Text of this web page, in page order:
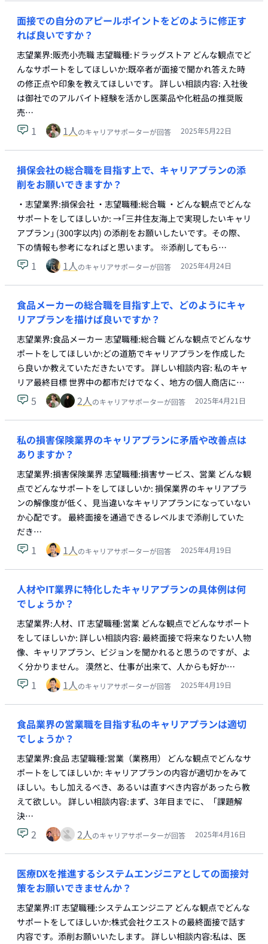
面接での自分のアピールポイントをどのように修正す
れば良いですか？
志望業界:販売小売職 志望職種:ドラッグストア どんな観点でど
んなサポートをしてほしいか:既卒者が面接で聞かれ答えた時
の修正点や印象を教えてほしいです。 詳しい相談内容: 入社後
は御社でのアルバイト経験を活かし医薬品や化粧品の推奨販
売…
1 1人のキャリアサポーターが回答 2025年5月22日
損保会社の総合職を目指す上で、キャリアプランの添
削をお願いできますか？
・志望業界:損保会社 ・志望職種:総合職 ・どんな観点でどんな
サポートをしてほしいか: →｢三井住友海上で実現したいキャリ
アプラン｣ (300字以内) の添削をお願いしたいです。その際、
下の情報も参考になればと思います。 ※添削してもら…
1 1人のキャリアサポーターが回答 2025年4月24日
食品メーカーの総合職を目指す上で、どのようにキャ
リアプランを描けば良いですか？
志望業界:食品メーカー 志望職種:総合職 どんな観点でどんなサ
ポートをしてほしいか:どの道筋でキャリアプランを作成した
ら良いか教えていただきたいです。 詳しい相談内容: 私のキャ
リア最終目標 世界中の都市だけでなく、地方の個人商店に…
5 2人のキャリアサポーターが回答 2025年4月21日
私の損害保険業界のキャリアプランに矛盾や改善点は
ありますか？
志望業界:損害保険業界 志望職種:損害サービス、営業 どんな観
点でどんなサポートをしてほしいか: 損保業界のキャリアプラ
ンの解像度が低く、見当違いなキャリアプランになっていない
か心配です。 最終面接を通過できるレベルまで添削していた
だき…
1 1人のキャリアサポーターが回答 2025年4月19日
人材やIT業界に特化したキャリアプランの具体例は何
でしょうか？
志望業界:人材、IT 志望職種:営業 どんな観点でどんなサポート
をしてほしいか: 詳しい相談内容: 最終面接で将来なりたい人物
像、キャリアプラン、ビジョンを聞かれると思うのですが、よ
く分かりません。 漠然と、仕事が出来て、人からも好か…
1 1人のキャリアサポーターが回答 2025年4月19日
食品業界の営業職を目指す私のキャリアプランは適切
でしょうか？
志望業界:食品 志望職種:営業（業務用） どんな観点でどんなサ
ポートをしてほしいか: キャリアプランの内容が適切かをみて
ほしい。もし加えるべき、あるいは直すべき内容があったら教
えて欲しい。 詳しい相談内容:まず、3年目までに、「課題解
決…
2 2人のキャリアサポーターが回答 2025年4月16日
医療DXを推進するシステムエンジニアとしての面接対
策をお願いできませんか？
志望業界:IT 志望職種:システムエンジニア どんな観点でどんな
サポートをしてほしいか:株式会社クエストの最終面接で話す
内容です。添削お願いいたします。 詳しい相談内容:私は、医